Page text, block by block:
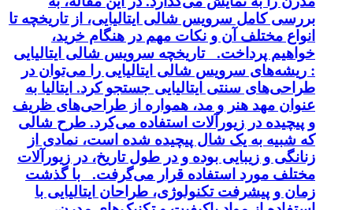
بررسی کامل سرویس شالی ایتالیایی، از تاریخچه تا
انواع مختلف آن و نکات مهم در هنگام خرید،
خواهیم پرداخت. تاریخچه سرویس شالی ایتالیایی
: ریشه‌های سرویس شالی ایتالیایی را می‌توان در
طراحی‌های سنتی ایتالیایی جستجو کرد. ایتالیا به
عنوان مهد هنر و مد، همواره از طراحی‌های ظریف
و پیچیده در زیورآلات استفاده می‌کرد. طرح شالی
که شبیه به یک شال پیچیده شده است، نمادی از
زنانگی و زیبایی بوده و در طول تاریخ، در زیورآلات
مختلف مورد استفاده قرار می‌گرفت. با گذشت
زمان و پیشرفت تکنولوژی، طراحان ایتالیایی با